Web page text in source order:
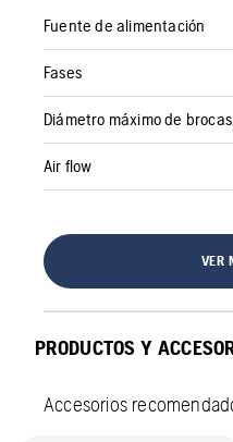
Fuente de alimentación
Fases
Diámetro máximo de
Air flow
VER
PRODUCTOS Y
Accesorios